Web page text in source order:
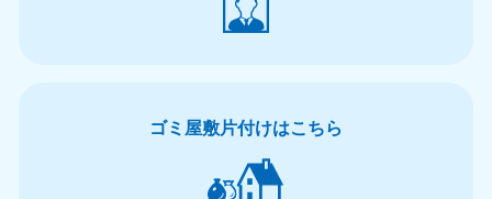
ゴミ屋敷片付けはこちら
富山県
9:00〜19:00 年中無休
山梨県
050-1881-5257
9:00〜19:00 年中無休